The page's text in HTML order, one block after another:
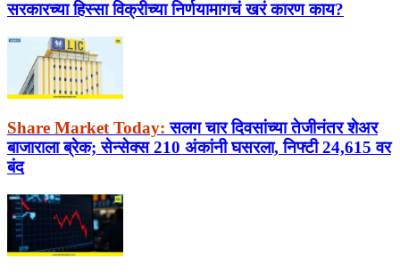
सरकारच्या हिस्सा विक्रीच्या निर्णयामागचं खरं कारण काय?
Share Market Today: सलग चार दिवसांच्या तेजीनंतर शेअर
बाजाराला ब्रेक; सेन्सेक्स 210 अंकांनी घसरला, निफ्टी 24,615 वर
बंद